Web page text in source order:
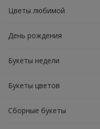
Цветы любимой
День рождения
Букеты недели
Букеты цветов
Сборные букеты